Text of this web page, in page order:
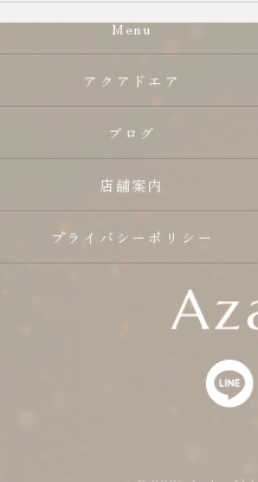
Menu
アクアドエア
ブログ
店舗案内
プライバシーポリシー